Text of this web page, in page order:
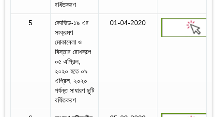
বর্ধিতকরণ
5
কোভিড-১৯ এর
সংক্রমণ
মোকাবেলা ও
বিস্তার রোধকল্পে
০৫ এপ্রিল,
২০২০ হতে ০৯
এপ্রিল, ২০২০
পর্যন্ত সাধারণ ছু্টি
বর্ধিতকরণ
01-04-2020